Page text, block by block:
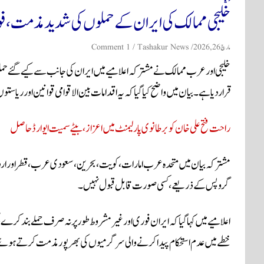
خلیجی ممالک کی ایران کے حملوں کی شدید مذمت،
مارچ 26, 2026 Tashakur News
1 Comment
خلیجی اور عرب ممالک نے مشترکہ اعلامیے میں ایران کی جانب سے کیے
قرار دیا ہے۔ بیان میں واضح کیا گیا کہ یہ اقدامات بین الاقوامی قوانین اور
راحت فتح علی خان کو برطانوی پارلیمنٹ میں اعزاز، بیٹے سمیت ایوارڈ حاصل
مشترکہ بیان میںمتحدہ عرب امارات،کویت،بحرین،سعودی عرب،قطراور
گروپس کے ذریعے، کسی صورت قابل قبول نہیں۔
اعلامیے میں کہا گیا کہ ایران فوری اور غیر مشروط طور پر نہ صرف حملے بند
خطے میں عدم استحکام پیدا کرنے والی سرگرمیوں کی بھرپور مذمت کرتے ہوئے